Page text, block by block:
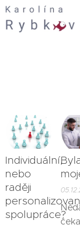
Individuální,
nebo
raději
spolupráce?